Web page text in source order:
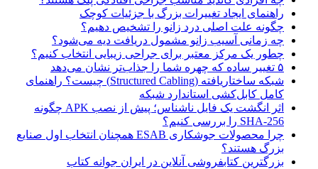
راهنمای ایجاد تغییرات بزرگ با جزئیات کوچک
چگونه علت اصلی درد زانو را تشخیص دهیم؟
چه زمانی آسیب زانو مشمول دریافت دیه می‌شود؟
چطور یک مرکز معتبر برای جراحی زیبایی انتخاب کنیم؟
۵ تغییر ساده که چهره شما را جذاب‌تر نشان می‌دهد
شبکه ساختاریافته (Structured Cabling) چیست؟ راهنمای
کامل کابل‌کشی استاندارد شبکه
اثر انگشت یک فایل ناشناس؛ پیش از نصب APK چگونه
SHA-256 را بررسی کنیم؟
چرا محصولات جوشکاری ESAB همچنان انتخاب اول صنایع
بزرگ هستند؟
بزرگترین کتابفروشی آنلاین در ایران جوانه کتاب